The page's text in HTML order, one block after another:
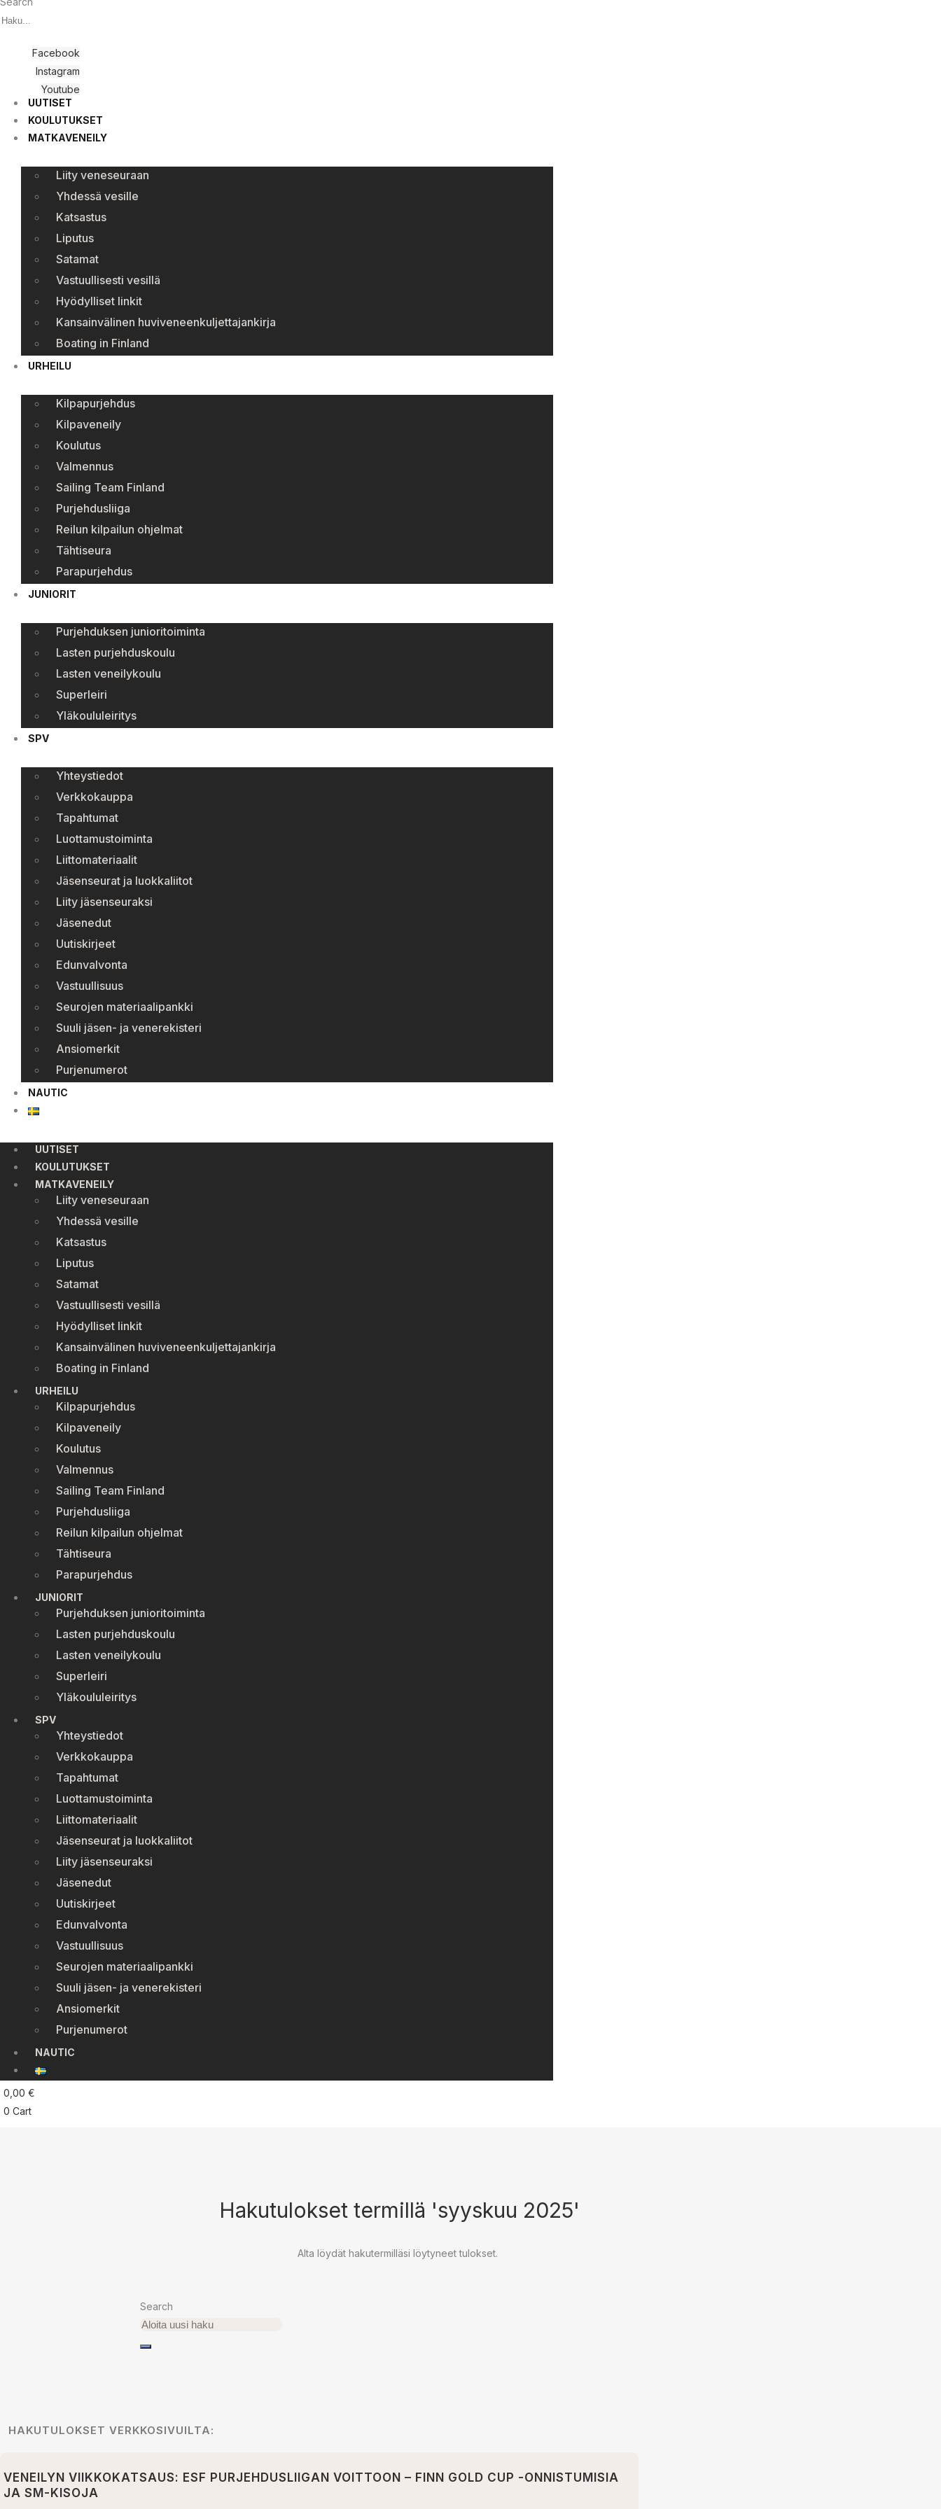
Facebook
Instagram
Youtube
UUTISET
KOULUTUKSET
MATKAVENEILY
Liity veneseuraan
Yhdessä vesille
Katsastus
Liputus
Satamat
Vastuullisesti vesillä
Hyödylliset linkit
Kansainvälinen huviveneenkuljettajankirja
Boating in Finland
URHEILU
Kilpapurjehdus
Kilpaveneily
Koulutus
Valmennus
Sailing Team Finland
Purjehdusliiga
Reilun kilpailun ohjelmat
Tähtiseura
Parapurjehdus
JUNIORIT
Purjehduksen junioritoiminta
Lasten purjehduskoulu
Lasten veneilykoulu
Superleiri
Yläkoululeiritys
SPV
Yhteystiedot
Verkkokauppa
Tapahtumat
Luottamustoiminta
Liittomateriaalit
Jäsenseurat ja luokkaliitot
Liity jäsenseuraksi
Jäsenedut
Uutiskirjeet
Edunvalvonta
Vastuullisuus
Seurojen materiaalipankki
Suuli jäsen- ja venerekisteri
Ansiomerkit
Purjenumerot
NAUTIC
UUTISET
KOULUTUKSET
MATKAVENEILY
Liity veneseuraan
Yhdessä vesille
Katsastus
Liputus
Satamat
Vastuullisesti vesillä
Hyödylliset linkit
Kansainvälinen huviveneenkuljettajankirja
Boating in Finland
URHEILU
Kilpapurjehdus
Kilpaveneily
Koulutus
Valmennus
Sailing Team Finland
Purjehdusliiga
Reilun kilpailun ohjelmat
Tähtiseura
Parapurjehdus
JUNIORIT
Purjehduksen junioritoiminta
Lasten purjehduskoulu
Lasten veneilykoulu
Superleiri
Yläkoululeiritys
SPV
Yhteystiedot
Verkkokauppa
Tapahtumat
Luottamustoiminta
Liittomateriaalit
Jäsenseurat ja luokkaliitot
Liity jäsenseuraksi
Jäsenedut
Uutiskirjeet
Edunvalvonta
Vastuullisuus
Seurojen materiaalipankki
Suuli jäsen- ja venerekisteri
Ansiomerkit
Purjenumerot
NAUTIC
0,00 €
0 Cart
Hakutulokset termillä 'syyskuu 2025'
Alta löydät hakutermilläsi löytyneet tulokset.
Search
HAKUTULOKSET VERKKOSIVUILTA:
VENEILYN VIIKKOKATSAUS: ESF PURJEHDUSLIIGAN VOITTOON – FINN GOLD CUP -ONNISTUMISIA
JA SM-KISOJA